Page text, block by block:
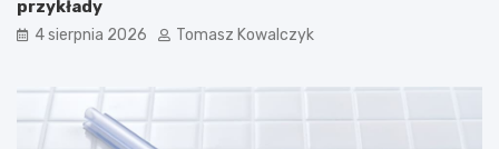
przykłady
4 sierpnia 2026 Tomasz Kowalczyk